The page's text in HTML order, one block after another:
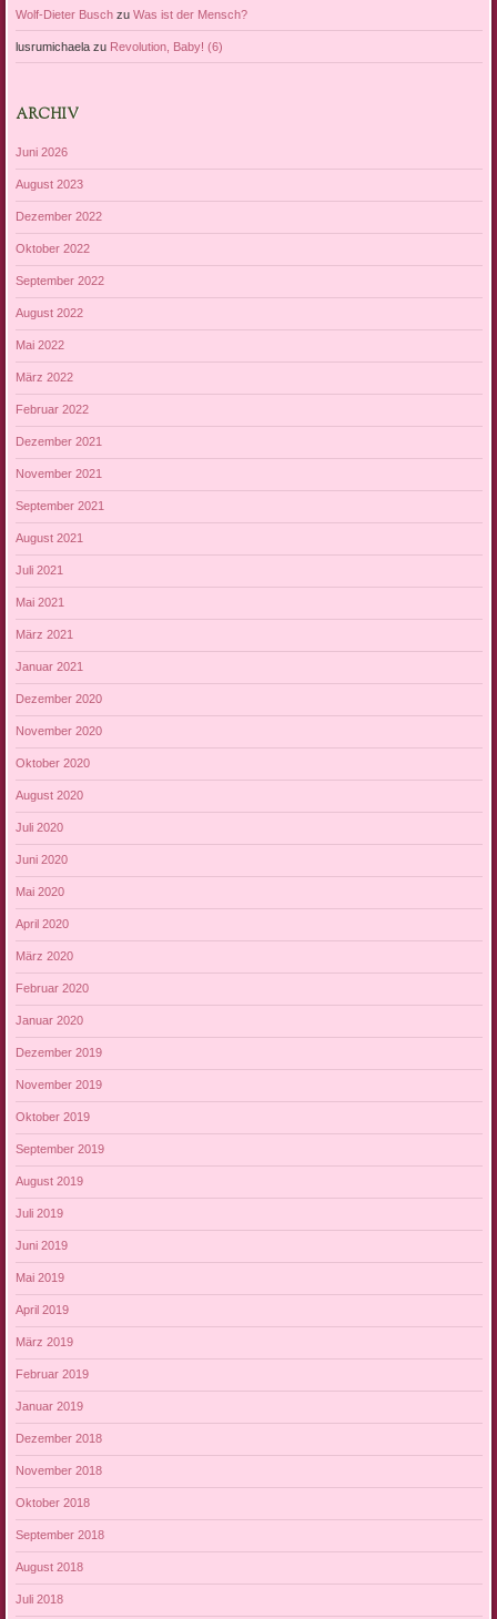
Wolf-Dieter Buschzu Was ist der Mensch?
lusrumichaelazu Revolution, Baby! (6)
ARCHIV
Juni 2026
August 2023
Dezember 2022
Oktober 2022
September 2022
August 2022
Mai 2022
März 2022
Februar 2022
Dezember 2021
November 2021
September 2021
August 2021
Juli 2021
Mai 2021
März 2021
Januar 2021
Dezember 2020
November 2020
Oktober 2020
August 2020
Juli 2020
Juni 2020
Mai 2020
April 2020
März 2020
Februar 2020
Januar 2020
Dezember 2019
November 2019
Oktober 2019
September 2019
August 2019
Juli 2019
Juni 2019
Mai 2019
April 2019
März 2019
Februar 2019
Januar 2019
Dezember 2018
November 2018
Oktober 2018
September 2018
August 2018
Juli 2018